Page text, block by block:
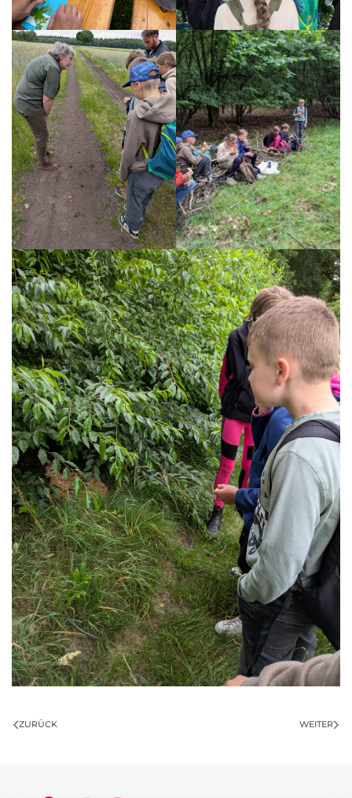
ZURÜCK WEITER